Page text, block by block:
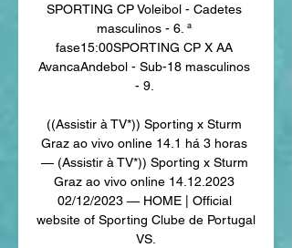
SPORTING CP Voleibol - Cadetes
masculinos - 6. ª
fase15:00SPORTING CP X AA
AvancaAndebol - Sub-18 masculinos
- 9.
((Assistir à TV*)) Sporting x Sturm
Graz ao vivo online 14.1 há 3 horas
— (Assistir à TV*)) Sporting x Sturm
Graz ao vivo online 14.12.2023
02/12/2023 — HOME | Official
website of Sporting Clube de Portugal
VS.